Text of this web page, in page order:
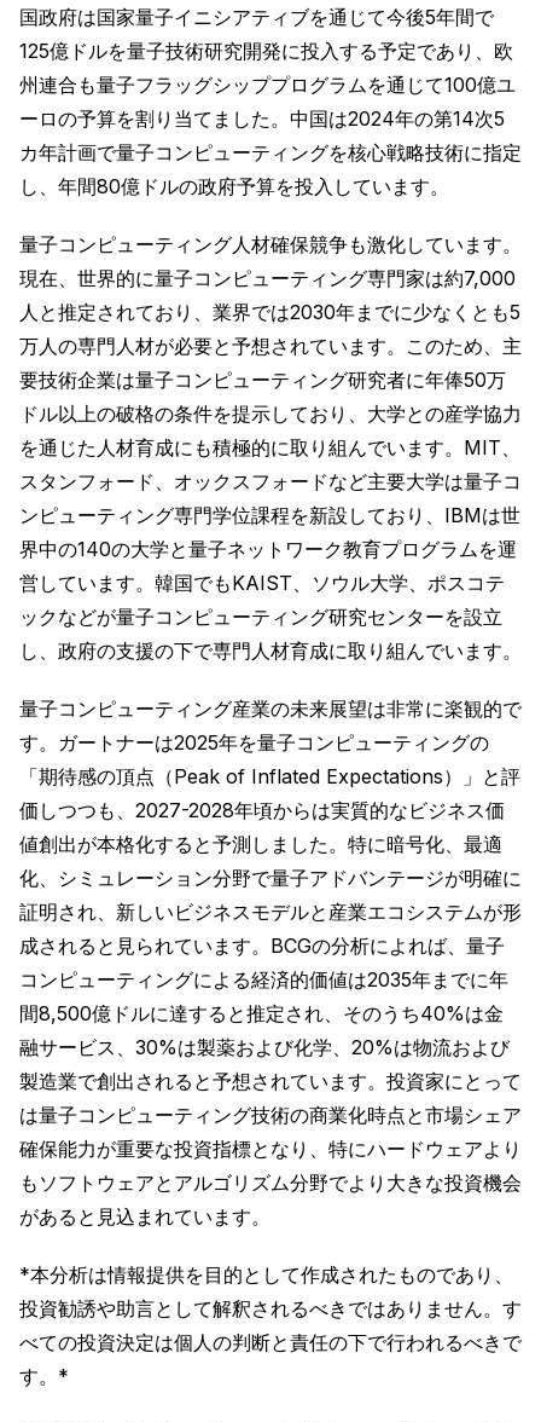
国政府は国家量子イニシアティブを通じて今後5年間で
125億ドルを量子技術研究開発に投入する予定であり、欧
州連合も量子フラッグシッププログラムを通じて100億ユ
ーロの予算を割り当てました。中国は2024年の第14次5
カ年計画で量子コンピューティングを核心戦略技術に指定
し、年間80億ドルの政府予算を投入しています。
量子コンピューティング人材確保競争も激化しています。
現在、世界的に量子コンピューティング専門家は約7,000
人と推定されており、業界では2030年までに少なくとも5
万人の専門人材が必要と予想されています。このため、主
要技術企業は量子コンピューティング研究者に年俸50万
ドル以上の破格の条件を提示しており、大学との産学協力
を通じた人材育成にも積極的に取り組んでいます。MIT、
スタンフォード、オックスフォードなど主要大学は量子コ
ンピューティング専門学位課程を新設しており、IBMは世
界中の140の大学と量子ネットワーク教育プログラムを運
営しています。韓国でもKAIST、ソウル大学、ポスコテ
ックなどが量子コンピューティング研究センターを設立
し、政府の支援の下で専門人材育成に取り組んでいます。
量子コンピューティング産業の未来展望は非常に楽観的で
す。ガートナーは2025年を量子コンピューティングの
「期待感の頂点（Peak of Inflated Expectations）」と評
価しつつも、2027-2028年頃からは実質的なビジネス価
値創出が本格化すると予測しました。特に暗号化、最適
化、シミュレーション分野で量子アドバンテージが明確に
証明され、新しいビジネスモデルと産業エコシステムが形
成されると見られています。BCGの分析によれば、量子
コンピューティングによる経済的価値は2035年までに年
間8,500億ドルに達すると推定され、そのうち40%は金
融サービス、30%は製薬および化学、20%は物流および
製造業で創出されると予想されています。投資家にとって
は量子コンピューティング技術の商業化時点と市場シェア
確保能力が重要な投資指標となり、特にハードウェアより
もソフトウェアとアルゴリズム分野でより大きな投資機会
があると見込まれています。
*本分析は情報提供を目的として作成されたものであり、
投資勧誘や助言として解釈されるべきではありません。す
べての投資決定は個人の判断と責任の下で行われるべきで
す。*